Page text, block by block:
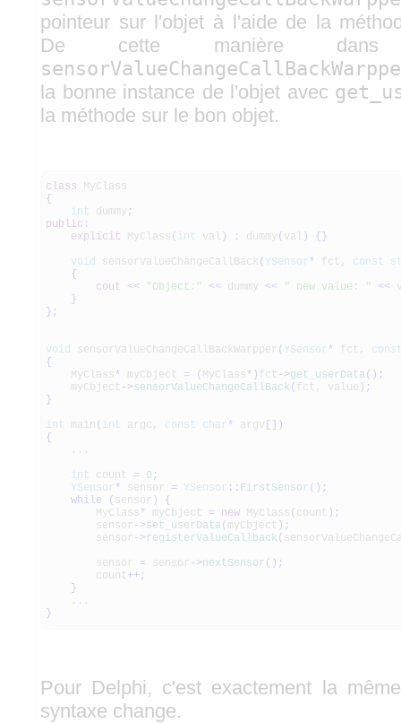
pointeur sur l'objet à l'aide de la
De cette manière
la bonne instance de l'objet avec
la méthode sur le bon objet.
class MyClass
{
int dummy ;
public :
explicit MyClass ( int val ) : dummy ( val ) { }
void sensorValueChangeCallBack ( YSensor * fct, const
{
cout
<< "Object:" << dummy << " new value: " <<
}
} ;
void sensorValueChangeCallBackWarpper ( YSensor * fct,
{
MyClass * myCbject = ( MyClass * ) fct - >get_userData( ) ;
myCbject - >sensorValueChangeCallBack ( fct, value ) ;
}
int main ( int argc, const char * argv
)
{
...
int count = 0 ;
YSensor * sensor = YSensor :: FirstSensor ( ) ;
while
( sensor )
{
MyClass * myCbject = new MyClass ( count ) ;
sensor - >set_userData( myCbject ) ;
sensor - >registerValueCallback (
sensor = sensor - >nextSensor ( ) ;
count ++ ;
}
...
}
Pour Delphi, c'est exactement la
syntaxe change.